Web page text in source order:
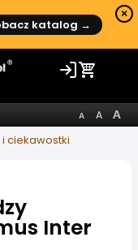
katalog →
×
ciekawostki
Inter